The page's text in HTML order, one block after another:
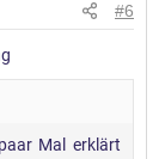
#6
Mal erklärt